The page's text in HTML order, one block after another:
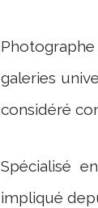
galeries
considéré
Spécialisé
impliqué